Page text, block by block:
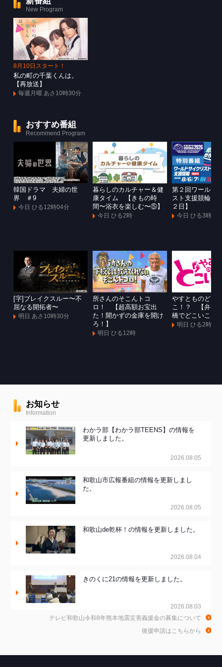
New Program
8月10日スタート！
私の町の千葉くんは。
【再放送】
毎週月曜 あさ10時30分
おすすめ番組
Recommend Program
韓国ドラマ 夫婦の世
界 ＃9
今日 ひる12時04分
暮らしのカルチャー＆健
康タイム 【きもの時
間〜浴衣を楽しむ〜⑤】
今日 ひる2時
第２回ワールド
スト支援競輪
２日】
今日 ひる3時
[字]ブレイクスルー〜不
屈なる開拓者〜
明日 あさ10時30分
所さんのそこんトコ
ロ！ 【超高額お宝出
た！開かずの金庫を開け
ろ！】
明日 ひる12時
やすとものどこ
こ！？ 【弁天
橋でどこいこ！
明日 ひる2時
お知らせ
Information
わかラ部【わかラ部TEENS】の情報を
更新しました。
2026.08.05
和歌山市広報番組の情報を更新しまし
た。
2026.08.05
和歌山de乾杯！の情報を更新しました。
2026.08.04
きのくに21の情報を更新しました。
2026.08.03
ちゃぶ台おかわりの情報を更新しまし
2026.07.30
テレビ和歌山令和8年熊本地震災害義援金の募集について
後援申請はこちらから